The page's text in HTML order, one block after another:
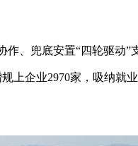
作、兜底安置“四轮驱动”
上企业2970家，吸纳就